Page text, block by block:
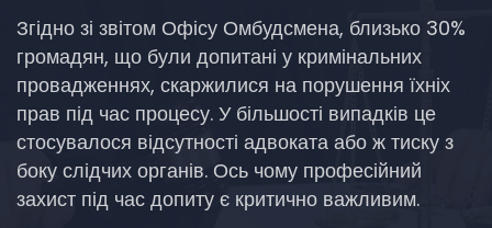
Згідно зі звітом Офісу Омбудсмена, близько 30%
громадян, що були допитані у кримінальних
провадженнях, скаржилися на порушення їхніх
прав під час процесу. У більшості випадків це
стосувалося відсутності адвоката або ж тиску з
боку слідчих органів. Ось чому професійний
захист під час допиту є критично важливим.